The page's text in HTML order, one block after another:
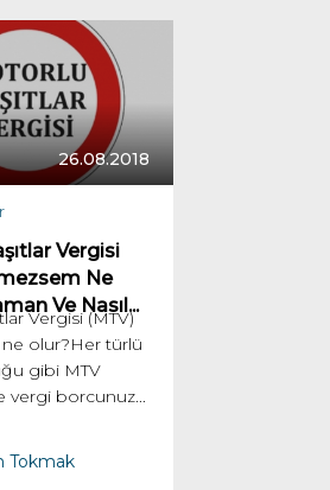
26.08.2018
Vergisi
Ne
Ve Nasıl...
Vergisi (MTV)
olur?Her türlü
gibi MTV
vergi borcunuz...
Tokmak